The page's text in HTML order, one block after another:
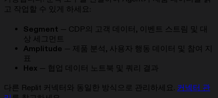
고 작업할 수 있게 하세요:
Segment — CDP의 고객 데이터, 이벤트 스트림 및 대
상 세그먼트
Amplitude — 제품 분석, 사용자 행동 데이터 및 참여 지
표
Hex — 협업 데이터 노트북 및 쿼리 결과
다른 Replit 커넥터와 동일한 방식으로 관리하세요. 커넥터 관